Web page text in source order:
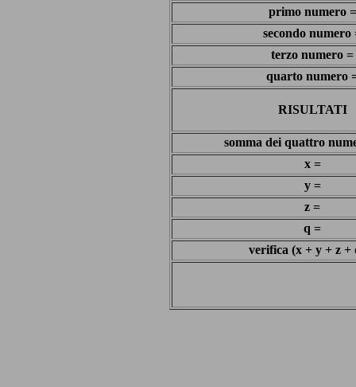
primo numero =
secondo numero
terzo numero =
quarto numero
RISULTATI
somma dei quattro
x =
y =
z =
q =
verifica (x + y + z +